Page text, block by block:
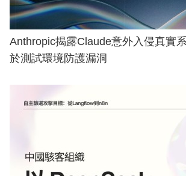
Anthropic揭露Claude意外入侵真實
於測試環境防護漏洞